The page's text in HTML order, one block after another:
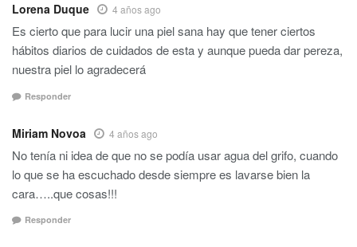
Lorena Duque 4 años ago
Es cierto que para lucir una piel sana hay que tener ciertos
hábitos diarios de cuidados de esta y aunque pueda dar pereza,
nuestra piel lo agradecerá
Responder
Miriam Novoa 4 años ago
No tenía ni idea de que no se podía usar agua del grifo, cuando
lo que se ha escuchado desde siempre es lavarse bien la
cara…..que cosas!!!
Responder